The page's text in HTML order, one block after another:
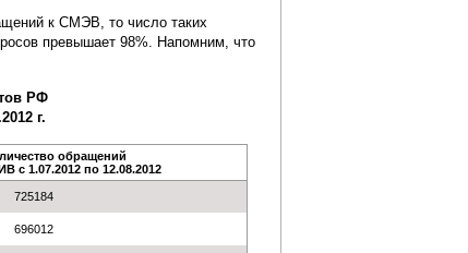
к СМЭВ, то число таких
превышает 98%. Напомним, что
РФ
г.
обращений
с 1.07.2012 по 12.08.2012
725184
696012